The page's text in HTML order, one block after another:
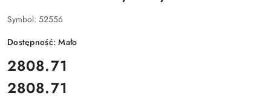
Symbol: 52556
Dostępność:Mało
cena:
2808.71
Cena:
2808.71